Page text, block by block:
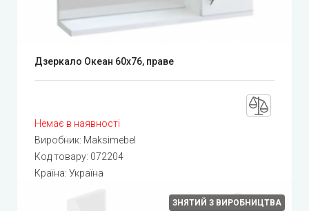
Дзеркало Океан 60х76, праве
Немає в наявності
Виробник: Maksimebel
Код товару: 072204
Країна: Україна
ЗНЯТИЙ З ВИРОБНИЦТВА